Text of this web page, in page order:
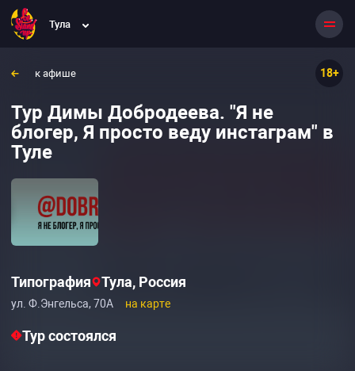
Тула
к афише 18+
Тур Димы Добродеева. "Я не
блогер, Я просто веду инстаграм" в
Туле
Типография Тула, Россия
ул. Ф.Энгельса, 70А на карте
Тур состоялся